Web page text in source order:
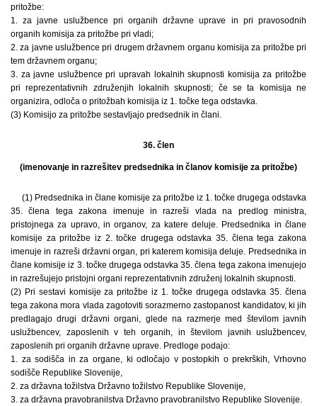
pritožbe:
1. za javne uslužbence pri organih državne uprave in pri pravosodnih
organih komisija za pritožbe pri vladi;
2. za javne uslužbence pri drugem državnem organu komisija za pritožbe pri
tem državnem organu;
3. za javne uslužbence pri upravah lokalnih skupnosti komisija za pritožbe
pri reprezentativnih združenjih lokalnih skupnosti; če se ta komisija ne
organizira, odloča o pritožbah komisija iz 1. točke tega odstavka.
(3) Komisijo za pritožbe sestavljajo predsednik in člani.
36. člen
(imenovanje in razrešitev predsednika in članov komisije za pritožbe)
(1) Predsednika in člane komisije za pritožbe iz 1. točke drugega odstavka
35. člena tega zakona imenuje in razreši vlada na predlog ministra,
pristojnega za upravo, in organov, za katere deluje. Predsednika in člane
komisije za pritožbe iz 2. točke drugega odstavka 35. člena tega zakona
imenuje in razreši državni organ, pri katerem komisija deluje. Predsednika in
člane komisije iz 3. točke drugega odstavka 35. člena tega zakona imenujejo
in razrešujejo pristojni organi reprezentativnih združenj lokalnih skupnosti.
(2) Pri sestavi komisije za pritožbe iz 1. točke drugega odstavka 35. člena
tega zakona mora vlada zagotoviti sorazmerno zastopanost kandidatov, ki jih
predlagajo drugi državni organi, glede na razmerje med številom javnih
uslužbencev, zaposlenih v teh organih, in številom javnih uslužbencev,
zaposlenih pri organih državne uprave. Predloge podajo:
1. za sodišča in za organe, ki odločajo v postopkih o prekrških, Vrhovno
sodišče Republike Slovenije,
2. za državna tožilstva Državno tožilstvo Republike Slovenije,
3. za državna pravobranilstva Državno pravobranilstvo Republike Slovenije.